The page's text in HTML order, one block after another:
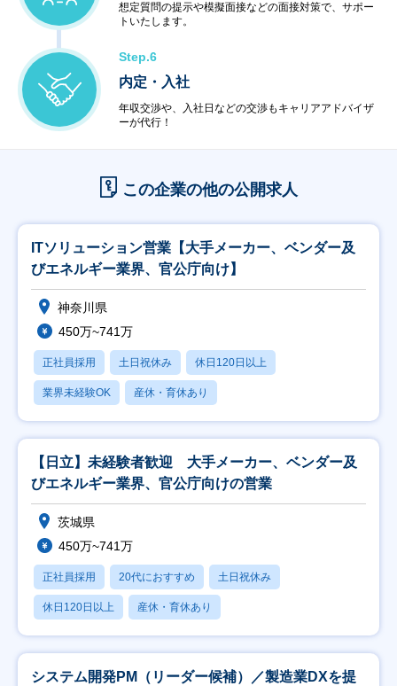
想定質問の提示や模擬面接などの面接対策で、サポー
トいたします。
Step.6
内定・入社
年収交渉や、入社日などの交渉もキャリアアドバイザ
ーが代行！
この企業の他の公開求人
ITソリューション営業【大手メーカー、ベンダー及
びエネルギー業界、官公庁向け】
神奈川県
450万~741万
正社員採用 土日祝休み 休日120日以上
業界未経験OK 産休・育休あり
【日立】未経験者歓迎 大手メーカー、ベンダー及
びエネルギー業界、官公庁向けの営業
茨城県
450万~741万
正社員採用 20代におすすめ 土日祝休み
休日120日以上 産休・育休あり
システム開発PM（リーダー候補）／製造業DXを提